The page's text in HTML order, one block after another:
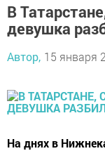
В
девушка
Автор, 15 января
На днях в